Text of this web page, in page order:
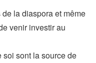
la diaspora et même
venir investir au
soi sont la source de